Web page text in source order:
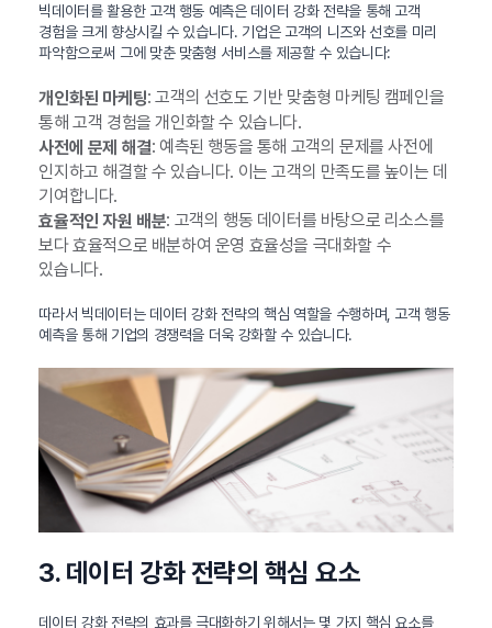
빅데이터를 활용한 고객 행동 예측은 데이터 강화 전략을 통해 고객
경험을 크게 향상시킬 수 있습니다. 기업은 고객의 니즈와 선호를 미리
파악함으로써 그에 맞춘 맞춤형 서비스를 제공할 수 있습니다:
개인화된 마케팅: 고객의 선호도 기반 맞춤형 마케팅 캠페인을
통해 고객 경험을 개인화할 수 있습니다.
사전에 문제 해결: 예측된 행동을 통해 고객의 문제를 사전에
인지하고 해결할 수 있습니다. 이는 고객의 만족도를 높이는 데
기여합니다.
효율적인 자원 배분: 고객의 행동 데이터를 바탕으로 리소스를
보다 효율적으로 배분하여 운영 효율성을 극대화할 수
있습니다.
따라서 빅데이터는 데이터 강화 전략의 핵심 역할을 수행하며, 고객 행동
예측을 통해 기업의 경쟁력을 더욱 강화할 수 있습니다.
3. 데이터 강화 전략의 핵심 요소
데이터 강화 전략의 효과를 극대화하기 위해서는 몇 가지 핵심 요소를